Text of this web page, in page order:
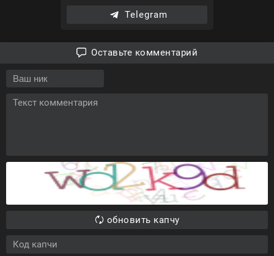
Telegram
Оставьте комментарий
обновить капчу